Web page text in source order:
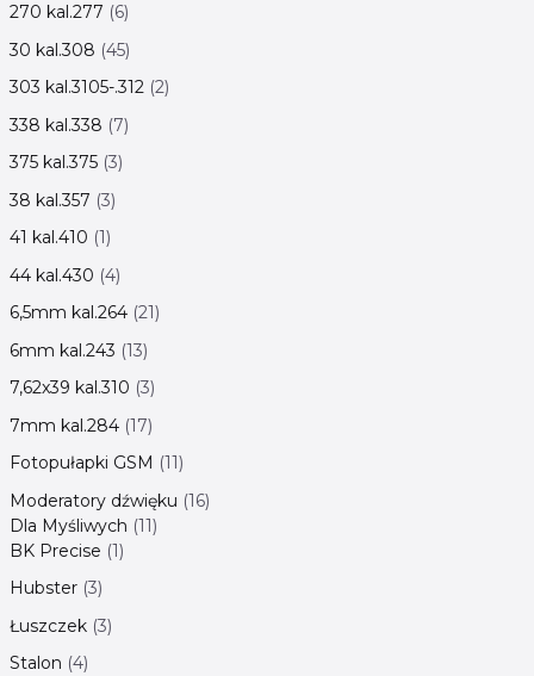
270 kal.277 6
30 kal.308 45
303 kal.3105-.312 2
338 kal.338 7
375 kal.375 3
38 kal.357 3
41 kal.410 1
44 kal.430 4
6,5mm kal.264 21
6mm kal.243 13
7,62x39 kal.310 3
7mm kal.284 17
Fotopułapki GSM
11
Moderatory dźwięku 16
Dla Myśliwych 11
BK Precise 1
Hubster 3
Łuszczek 3
Stalon 4